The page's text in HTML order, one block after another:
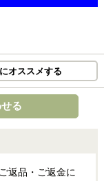
オススメする
る
返品・ご返金に